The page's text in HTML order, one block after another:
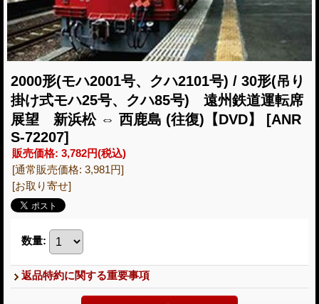
2000形(モハ2001号、クハ2101号) / 30形(吊り
掛け式モハ25号、クハ85号) 遠州鉄道運転席
展望 新浜松 ⇔ 西鹿島 (往復)【DVD】
[ANR
S-72207]
販売価格: 3,782円(税込)
[通常販売価格: 3,981円]
[お取り寄せ]
数量:
返品特約に関する重要事項